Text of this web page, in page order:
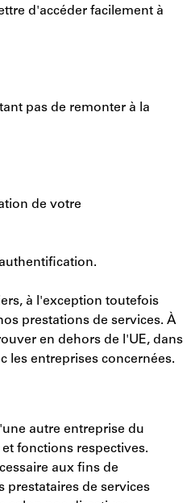
d'accéder facilement à
pas de remonter à la
de votre
à l'exception toutefois
prestations de services. À
en dehors de l'UE, dans
les entreprises concernées.
autre entreprise du
fonctions respectives.
aux fins de
prestataires de services